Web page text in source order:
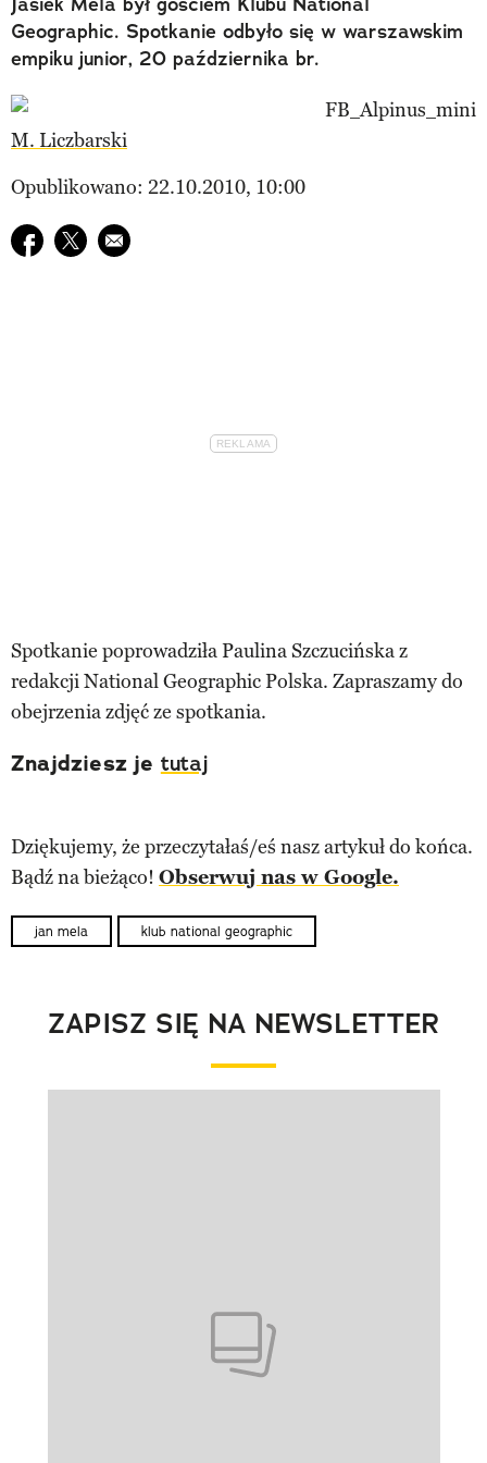
Geographic. Spotkanie odbyło się w warszawskim
empiku junior, 20 października br.
M. Liczbarski
Opublikowano: 22.10.2010, 10:00
Udostępnij na facebook
Udostępnij na twitter
E-mail do przyjaciela
Spotkanie poprowadziła Paulina Szczucińska z
redakcji National Geographic Polska. Zapraszamy do
obejrzenia zdjęć ze spotkania.
Znajdziesz je tutaj
Dziękujemy, że przeczytałaś/eś nasz artykuł do końca.
Bądź na bieżąco! Obserwuj nas w Google.
jan mela klub national geographic
ZAPISZ SIĘ NA NEWSLETTER